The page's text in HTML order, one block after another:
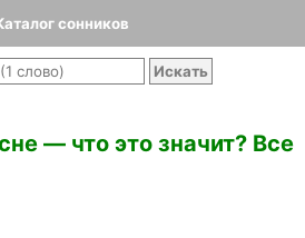
сонников
— что это значит? Все